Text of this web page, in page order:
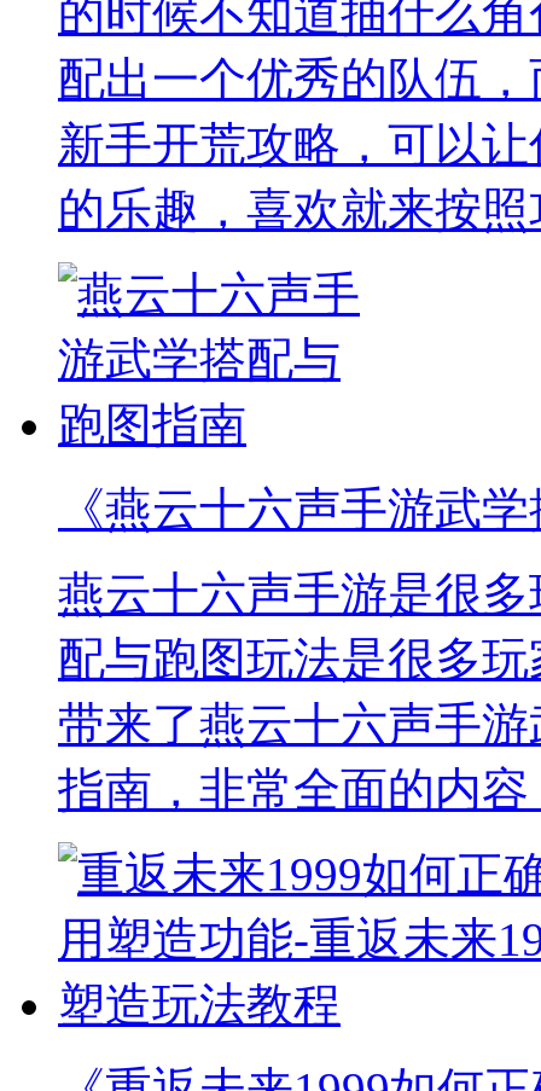
的时候不知道抽什么
配出一个优秀的队伍
新手开荒攻略，可以
的乐趣，喜欢就来按
《燕云十六声手游武
燕云十六声手游是很
配与跑图玩法是很多
带来了燕云十六声手
指南，非常全面的内